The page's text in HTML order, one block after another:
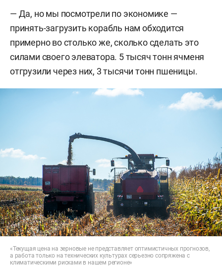
— Да, но мы посмотрели по экономике —
принять-загрузить корабль нам обходится
примерно во столько же, сколько сделать это
силами своего элеватора. 5 тысяч тонн ячменя
отгрузили через них, 3 тысячи тонн пшеницы.
«Текущая цена на зерновые не представляет оптимистичных прогнозов,
а работа только на технических культурах серьезно сопряжена с
климатическими рисками в нашем регионе»